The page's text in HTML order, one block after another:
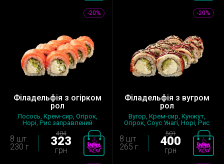
-20%
Філадельфія з огірком
рол
Лосось, Крем-сир, Огірок,
Норі, Рис заправлений
8 шт
230 г
404
323
грн
-20%
Філадельфія з вугром
рол
Вугор, Крем-сир, Кунжут,
Огірок, Соус Унагі, Норі, Рис
з...
8 шт
265 г
501
400
грн